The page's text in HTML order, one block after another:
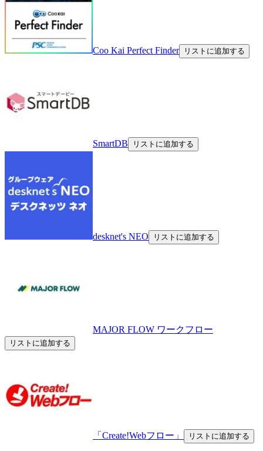
Coo Kai Perfect Finder リストに追加する
SmartDB リストに追加する
desknet's NEO リストに追加する
MAJOR FLOW ワークフロー
リストに追加する
「Create!Webフロー」 リストに追加する